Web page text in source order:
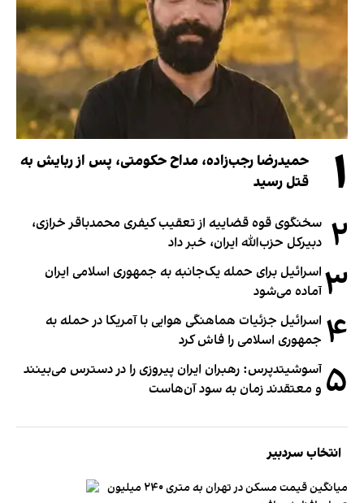
۱
حمیدرضا رجب‌زاده، مداح حکومتی، پس از ربایش به
قتل رسید
۲ سخنگوی قوه قضاییه از تعقیب کیفری محمدباقر خرازی،
دبیر‌کل حزب‌الله ایران، خبر داد
۳ اسرائیل برای حمله یک‌جانبه به جمهوری اسلامی ایران
آماده می‌شود
۴ اسرائیل جزئیات هماهنگی هوایی با آمریکا در حمله به
جمهوری اسلامی را فاش کرد
۵ آسوشیتدپرس: رهبران ایران پیروزی را در دسترس می‌بینند
و معتقدند زمان به سود آن‌هاست
انتخاب سردبیر
میانگین قیمت مسکن در تهران به متری ۲۴۰ میلیون